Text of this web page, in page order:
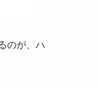
のが、ハ